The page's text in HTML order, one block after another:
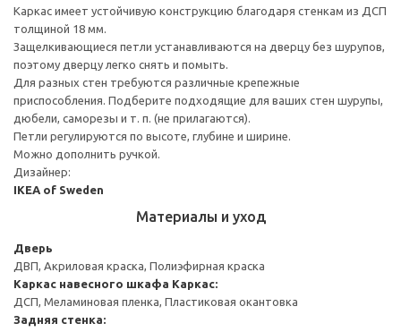
Каркас имеет устойчивую конструкцию благодаря стенкам из ДСП
толщиной 18 мм.
Защелкивающиеся петли устанавливаются на дверцу без шурупов,
поэтому дверцу легко снять и помыть.
Для разных стен требуются различные крепежные
приспособления. Подберите подходящие для ваших стен шурупы,
дюбели, саморезы и т. п. (не прилагаются).
Петли регулируются по высоте, глубине и ширине.
Можно дополнить ручкой.
Дизайнер:
IKEA of Sweden
Материалы и уход
Дверь
ДВП, Акриловая краска, Полиэфирная краска
Каркас навесного шкафа Каркас:
ДСП, Меламиновая пленка, Пластиковая окантовка
Задняя стенка: